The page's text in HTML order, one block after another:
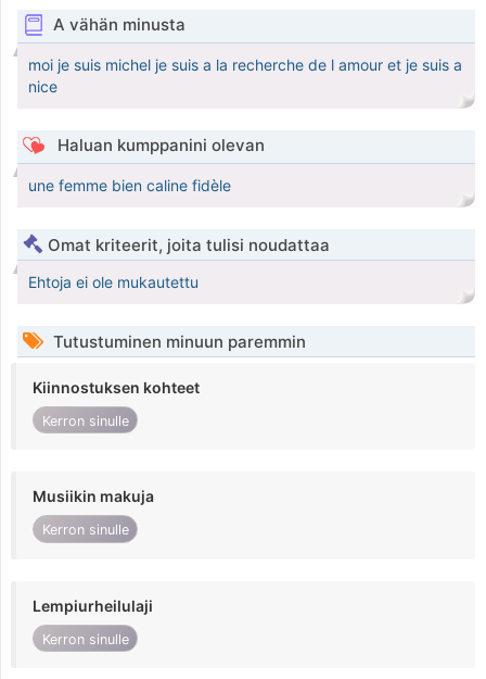
A vähän minusta
moi je suis michel je suis a la recherche de l amour et je suis a
nice
Haluan kumppanini olevan
une femme bien caline fidèle
Omat kriteerit, joita tulisi noudattaa
Ehtoja ei ole mukautettu
Tutustuminen minuun paremmin
Kiinnostuksen kohteet
Kerron sinulle
Musiikin makuja
Kerron sinulle
Lempiurheilulaji
Kerron sinulle